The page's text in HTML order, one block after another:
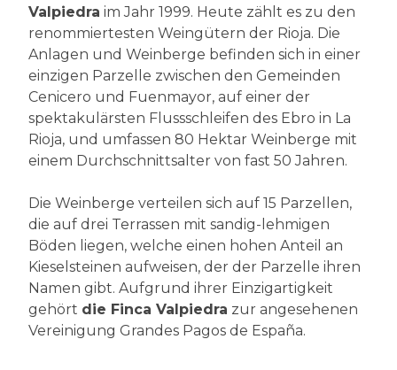
Valpiedra im Jahr 1999. Heute zählt es zu den
renommiertesten Weingütern der Rioja. Die
Anlagen und Weinberge befinden sich in einer
einzigen Parzelle zwischen den Gemeinden
Cenicero und Fuenmayor, auf einer der
spektakulärsten Flussschleifen des Ebro in La
Rioja, und umfassen 80 Hektar Weinberge mit
einem Durchschnittsalter von fast 50 Jahren.
Die Weinberge verteilen sich auf 15 Parzellen,
die auf drei Terrassen mit sandig-lehmigen
Böden liegen, welche einen hohen Anteil an
Kieselsteinen aufweisen, der der Parzelle ihren
Namen gibt. Aufgrund ihrer Einzigartigkeit
gehört die Finca Valpiedra zur angesehenen
Vereinigung Grandes Pagos de España.